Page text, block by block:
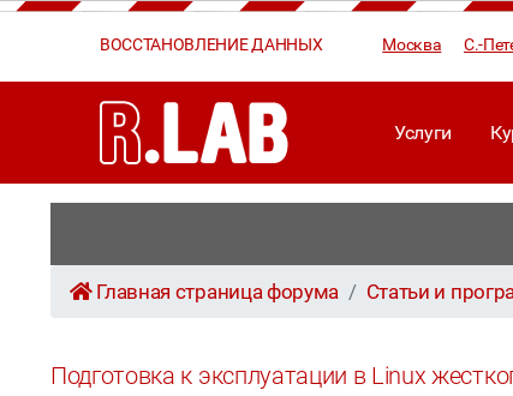
ВОССТАНОВЛЕНИЕ ДАННЫХ Москва С.-
Услуги
Главная страница форума Статьи и
Подготовка к эксплуатации в Linux